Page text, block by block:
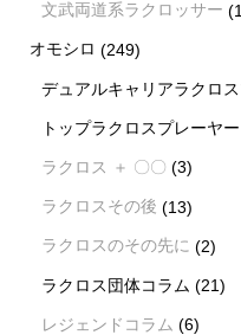
文武両道系ラクロッサー
オモシロ (249)
デュアルキャリアラクロ
トップラクロスプレーヤ
ラクロス ＋ 〇〇 (3)
ラクロスその後 (13)
ラクロスのその先に (2)
ラクロス団体コラム (21)
レジェンドコラム (6)